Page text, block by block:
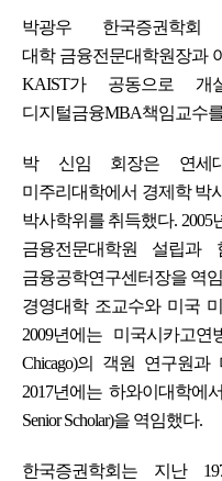
박광우 한국증권학
대학 금융전문대학원장과
KAIST가 공동으로 개
디지털금융MBA책임교수
박 신임 회장은 연세
미주리대학에서 경제학 박
박사학위를 취득했다. 2005
금융전문대학원 설립과
금융공학연구센터장을 역
경영대학 조교수와 미국
2009년에는 미국시카고연
Chicago)의 객원 연구원
2017년에는 하와이대학에
Senior Scholar)을 역임했다.
한국증권학회는 지난